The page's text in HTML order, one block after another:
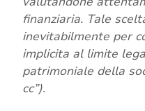
finanziaria. Tale
inevitabilmente per
implicita al limite
patrimoniale della
cc”).